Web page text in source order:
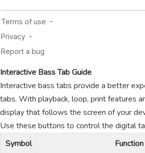
Interactive Bass Tab Guide
Interactive bass tabs provide a better
tabs. With playback, loop, print features
display that follows the screen of your
Use these buttons to control the digital
Symbol
Function